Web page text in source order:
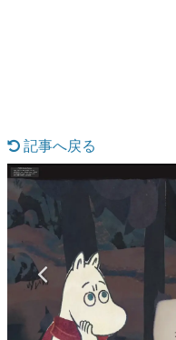
特集記事
マンガ
女性向け
アプリレビュー
その他
記事へ戻る